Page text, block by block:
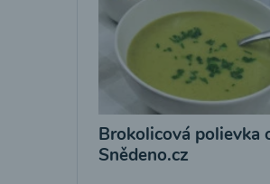
Brokolicová polievka
Snědeno.cz